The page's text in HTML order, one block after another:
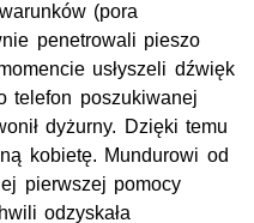
(pora
penetrowali pieszo
usłyszeli dźwięk
telefon poszukiwanej
dyżurny. Dzięki temu
kobietę. Mundurowi od
pierwszej pomocy
odzyskała